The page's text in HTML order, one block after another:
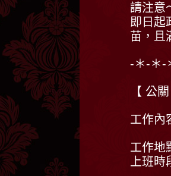
請注意
即日起
苗，且
-＊-＊-
【 公
工作內
工作地
上班時